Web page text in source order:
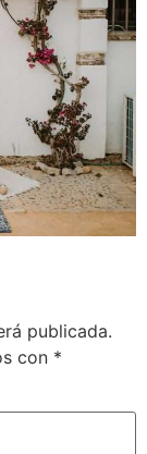
publicada.
con *